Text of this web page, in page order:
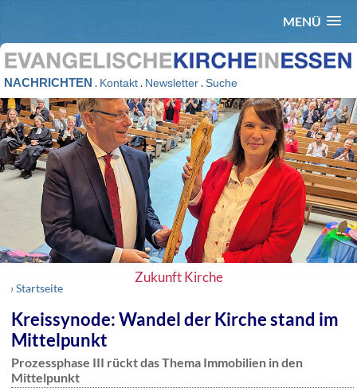
MENÜ
NACHRICHTEN . Kontakt. Newsletter.Suche
Zukunft Kirche
› Startseite
Kreissynode: Wandel der Kirche stand im
Mittelpunkt
Prozessphase III rückt das Thema Immobilien in den
Mittelpunkt